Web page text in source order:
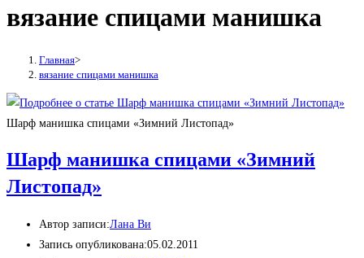
вязание спицами манишка
Главная>
вязание спицами манишка
Шарф манишка спицами «Зимний Листопад»
Шарф манишка спицами «Зимний
Листопад»
Автор записи:Лана Ви
Запись опубликована:05.02.2011